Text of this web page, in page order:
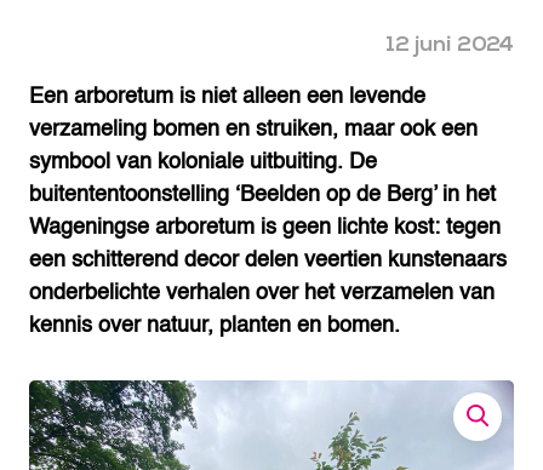
12 juni 2024
Een arboretum is niet alleen een levende
verzameling bomen en struiken, maar ook een
symbool van koloniale uitbuiting. De
buitententoonstelling ‘Beelden op de Berg’ in het
Wageningse arboretum is geen lichte kost: tegen
een schitterend decor delen veertien kunstenaars
onderbelichte verhalen over het verzamelen van
kennis over natuur, planten en bomen.